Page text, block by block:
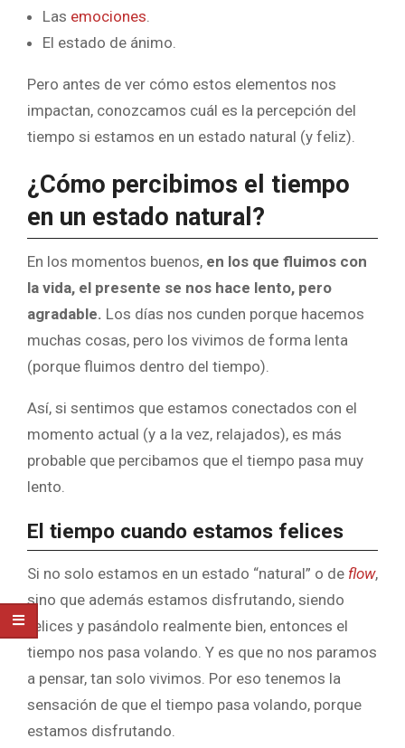
Las emociones
El estado de ánimo.
Pero antes de ver cómo estos elementos nos
impactan, conozcamos cuál es la percepción del
tiempo si estamos en un estado natural (y feliz).
¿Cómo percibimos el tiempo
en un estado natural?
En los momentos buenos, en los que fluimos con
la vida, el presente se nos hace lento, pero
agradable. Los días nos cunden porque hacemos
muchas cosas, pero los vivimos de forma lenta
(porque fluimos dentro del tiempo).
Así, si sentimos que estamos conectados con el
momento actual (y a la vez, relajados), es más
probable que percibamos que el tiempo pasa muy
lento.
El tiempo cuando estamos felices
Si no solo estamos en un estado “natural” o de flow,
sino que además estamos disfrutando, siendo
felices y pasándolo realmente bien, entonces el
tiempo nos pasa volando. Y es que no nos paramos
a pensar, tan solo vivimos. Por eso tenemos la
sensación de que el tiempo pasa volando, porque
estamos disfrutando.